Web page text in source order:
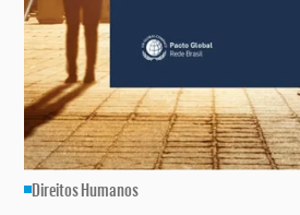
Direitos Humanos